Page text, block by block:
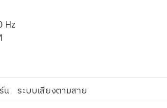
Hz
น ระบบเสียงตามสาย